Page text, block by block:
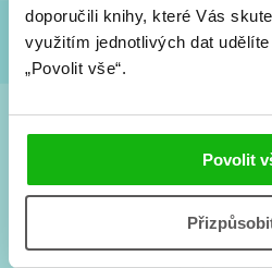
doporučili knihy, které Vás
využitím jednotlivých dat
„Povolit vše“.
Povolit
Souhlasím spodmínkami
Tvá e-mailová adresa je u nás v